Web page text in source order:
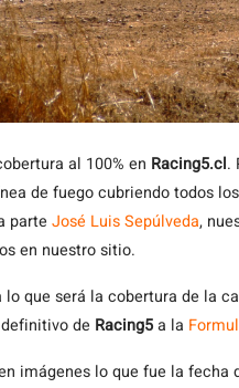
al 100% en Racing5.cl.
de fuego cubriendo todos
parte José Luis Sepúlveda,
en nuestro sitio.
lo que será la cobertura de la
de Racing5a la
imágenes lo que fue la